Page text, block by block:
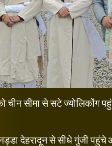
चीन सीमा से सटे
देहरादून से सीधे गुंजी